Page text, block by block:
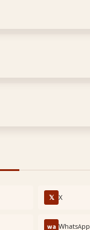
𝕏 X
wa WhatsApp